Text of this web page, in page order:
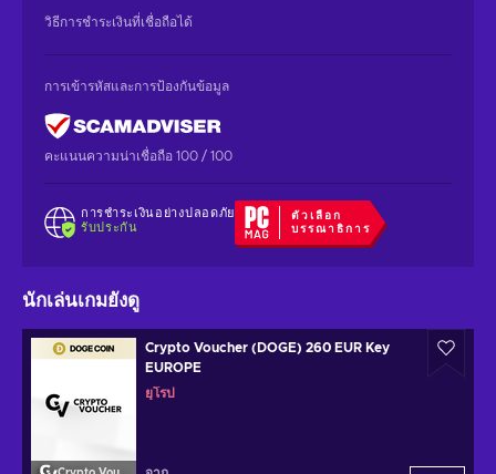
วิธีการชำระเงินที่เชื่อถือได้
การเข้ารหัสและการป้องกันข้อมูล
คะแนนความน่าเชื่อถือ 100 / 100
การชำระเงินอย่างปลอดภัย
รับประกัน
ตัวเลือก
บรรณาธิการ
นักเล่นเกมยังดู
Crypto Voucher (DOGE) 260 EUR Key
EUROPE
ยุโรป